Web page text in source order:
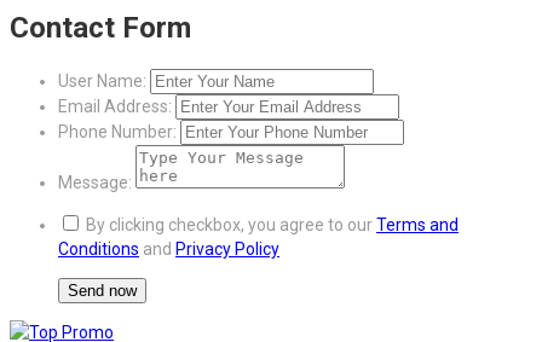
Contact Form
User Name:
Email Address:
Phone Number:
Message:
By clicking checkbox, you agree to ourTerms and
Conditions and Privacy Policy